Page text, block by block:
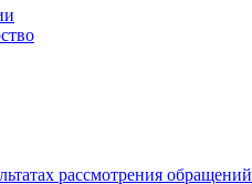
рассмотрения